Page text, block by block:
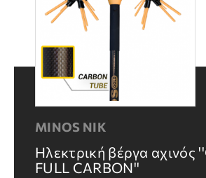
MINOS NIK
Ηλεκτρική βέργα αχινός
FULL CARBON''